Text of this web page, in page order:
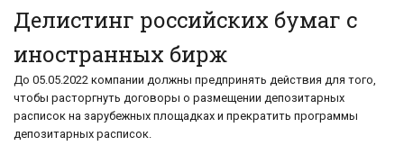
Делистинг российских бумаг с
иностранных бирж
До 05.05.2022 компании должны предпринять действия для того,
чтобы расторгнуть договоры о размещении депозитарных
расписок на зарубежных площадках и прекратить программы
депозитарных расписок.